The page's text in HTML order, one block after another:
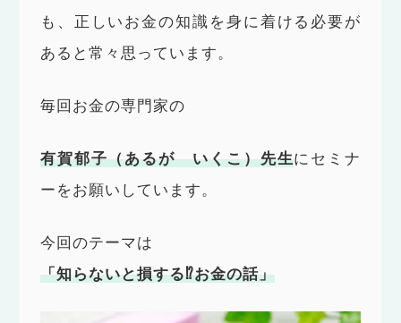
も、正しいお金の知識を身に着ける必要が
あると常々思っています。
毎回お金の専門家の
有賀郁子（あるが いくこ）先生にセミナ
ーをお願いしています。
今回のテーマは
「知らないと損する⁉︎お金の話」